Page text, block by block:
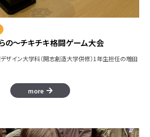
の～チキチキ格闘ゲーム大会
デザイン大学科（開志創造大学併修）1年生担任の増田
more